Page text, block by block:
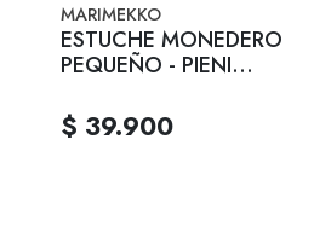
MARIMEKKO
ESTUCHE MONEDERO
PEQUEÑO - PIENI
$ 39.900